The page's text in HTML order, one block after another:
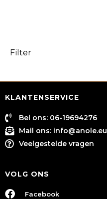
Filter
KLANTENSERVICE
Bel ons: 06-19694276
Mail ons: info@anole.eu
Veelgestelde vragen
VOLG ONS
Facebook